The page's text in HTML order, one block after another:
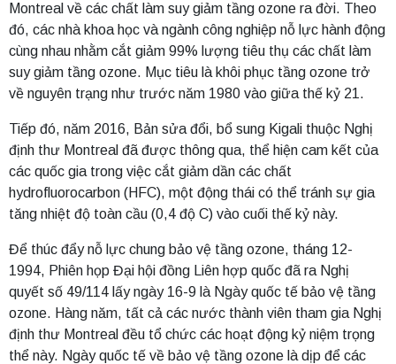
Montreal về các chất làm suy giảm tầng ozone ra đời. Theo
đó, các nhà khoa học và ngành công nghiệp nỗ lực hành động
cùng nhau nhằm cắt giảm 99% lượng tiêu thụ các chất làm
suy giảm tầng ozone. Mục tiêu là khôi phục tầng ozone trở
về nguyên trạng như trước năm 1980 vào giữa thế kỷ 21.
Tiếp đó, năm 2016, Bản sửa đổi, bổ sung Kigali thuộc Nghị
định thư Montreal đã được thông qua, thể hiện cam kết của
các quốc gia trong việc cắt giảm dần các chất
hydrofluorocarbon (HFC), một động thái có thể tránh sự gia
tăng nhiệt độ toàn cầu (0,4 độ C) vào cuối thế kỷ này.
Để thúc đẩy nỗ lực chung bảo vệ tầng ozone, tháng 12-
1994, Phiên họp Đại hội đồng Liên hợp quốc đã ra Nghị
quyết số 49/114 lấy ngày 16-9 là Ngày quốc tế bảo vệ tầng
ozone. Hàng năm, tất cả các nước thành viên tham gia Nghị
định thư Montreal đều tổ chức các hoạt động kỷ niệm trọng
thể này. Ngày quốc tế về bảo vệ tầng ozone là dịp để các